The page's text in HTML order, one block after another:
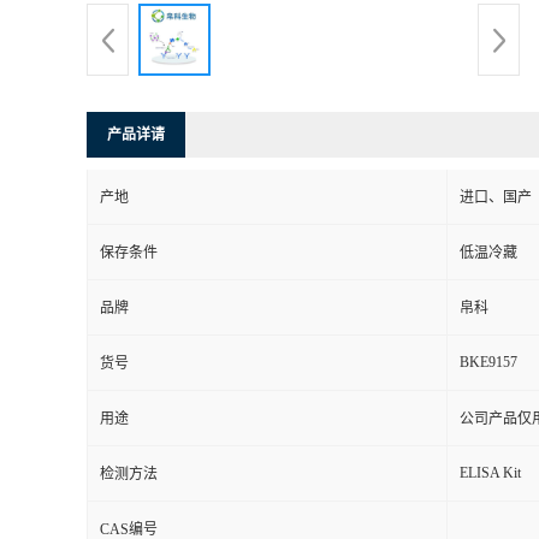
产品详请
产地 进口、国产
保存条件 低温冷藏
品牌 帛科
货号 BKE9157
用途 公司产品仅
检测方法 ELISA Kit
CAS编号